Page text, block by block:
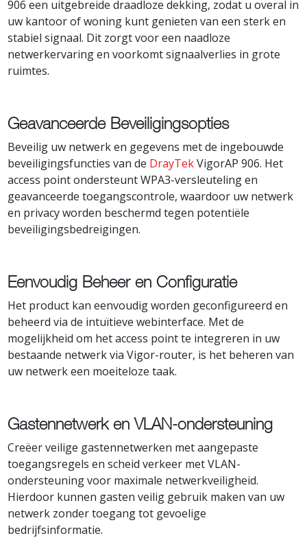
906 een uitgebreide draadloze dekking, zodat u overal in
uw kantoor of woning kunt genieten van een sterk en
stabiel signaal. Dit zorgt voor een naadloze
netwerkervaring en voorkomt signaalverlies in grote
ruimtes.
Geavanceerde Beveiligingsopties
Beveilig uw netwerk en gegevens met de ingebouwde
beveiligingsfuncties van de DrayTekVigorAP 906. Het
access point ondersteunt WPA3-versleuteling en
geavanceerde toegangscontrole, waardoor uw netwerk
en privacy worden beschermd tegen potentiële
beveiligingsbedreigingen.
Eenvoudig Beheer en Configuratie
Het product kan eenvoudig worden geconfigureerd en
beheerd via de intuïtieve webinterface. Met de
mogelijkheid om het access point te integreren in uw
bestaande netwerk via Vigor-router, is het beheren van
uw netwerk een moeiteloze taak.
Gastennetwerk en VLAN-ondersteuning
Creëer veilige gastennetwerken met aangepaste
toegangsregels en scheid verkeer met VLAN-
ondersteuning voor maximale netwerkveiligheid.
Hierdoor kunnen gasten veilig gebruik maken van uw
netwerk zonder toegang tot gevoelige
bedrijfsinformatie.